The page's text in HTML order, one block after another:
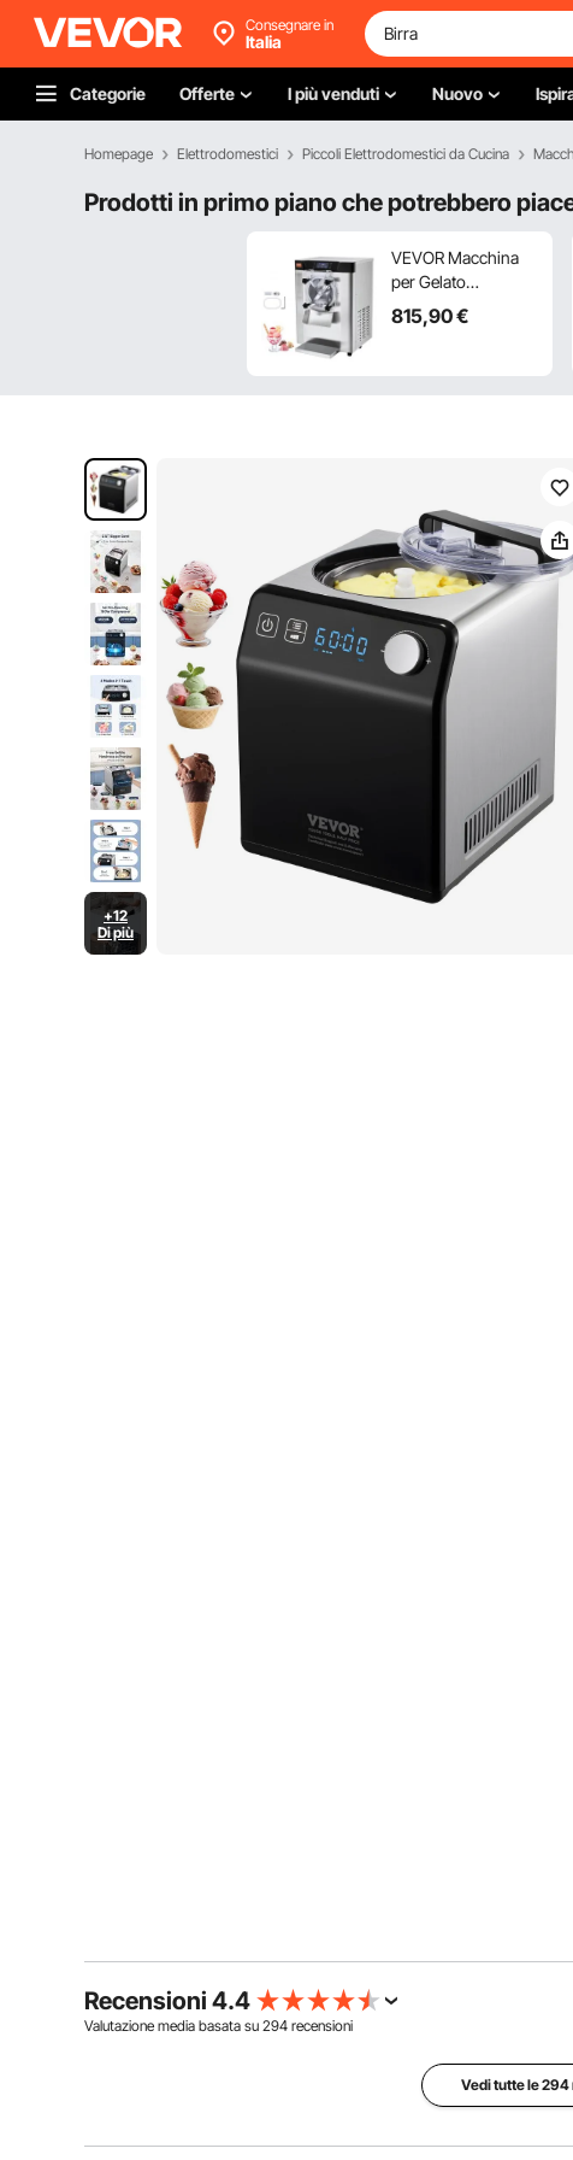
Consegnare in
Italia
Categorie Offerte I più venduti Nuovo
Homepage Elettrodomestici Piccoli Elettrodomestici da Cucina
Prodotti in primo piano che potrebbero
VEVOR Macchina
per Gelato
Commerciale,
Uscita 12 L/H,
815,90€
+12
Di più
Recensioni 4.4
Valutazione media basata su 294 recensioni
Vedi tutte le